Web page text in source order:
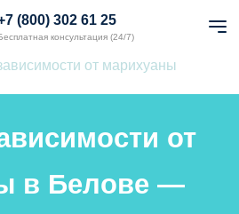
(800) 302 61 25
консультация (24/7)
от марихуаны
от
в Белове —